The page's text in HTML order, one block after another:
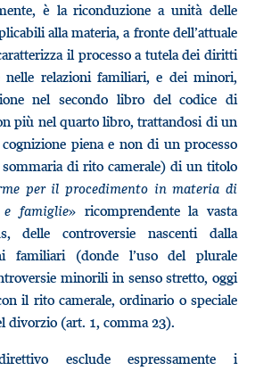
è la riconduzione a unità delle
alla materia, a fronte dell’attuale
il processo a tutela dei diritti
nelle relazioni familiari, e dei minori,
nel secondo libro del codice di
più nel quarto libro, trattandosi di un
piena e non di un processo
sommaria di rito camerale) di un titolo
per il procedimento in materia di
e famiglie» ricomprendente la vasta
delle controversie nascenti dalla
familiari (donde l’uso del plurale
minorili in senso stretto, oggi
il rito camerale, ordinario o speciale
divorzio (art. 1, comma 23).
esclude espressamente i